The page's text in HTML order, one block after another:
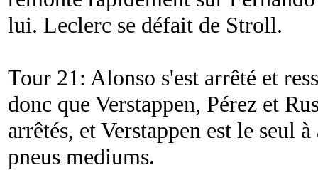
lui. Leclerc se défait de Stroll.
Tour 21: Alonso s'est arrêté et
donc que Verstappen, Pérez et
arrêtés, et Verstappen est le seul
pneus mediums.